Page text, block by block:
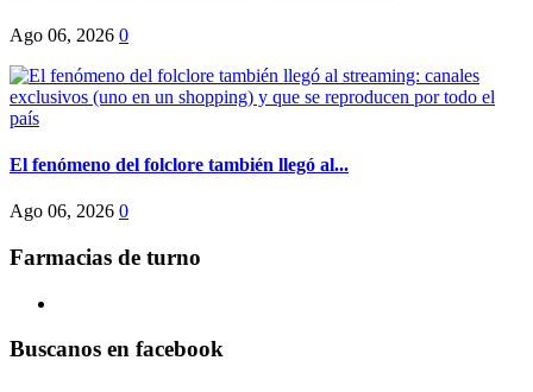
Ago 06, 2026 0
El fenómeno del folclore también llegó al...
Ago 06, 2026 0
Farmacias de turno
Buscanos en facebook